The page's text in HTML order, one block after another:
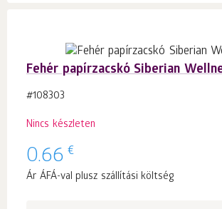
Fehér papírzacskó Siberian
#108303
Nincs készleten
0.66 €
Ár ÁFÁ-val plusz szállítási költség